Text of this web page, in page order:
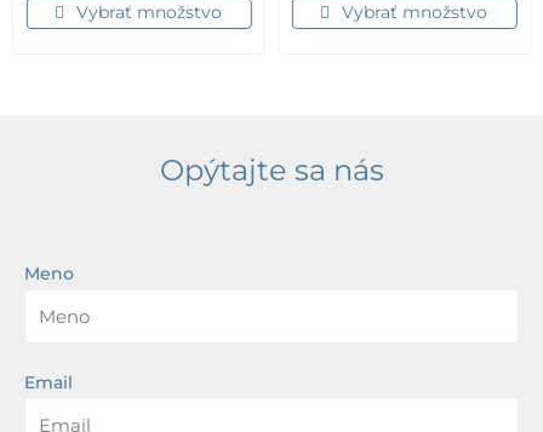
Vybrať množstvo Vybrať množstvo
Opýtajte sa nás
Meno
Email